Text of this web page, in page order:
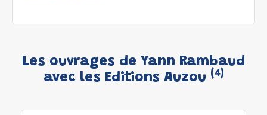
Les ouvrages de Yann Rambaud
avec les Editions Auzou (4)